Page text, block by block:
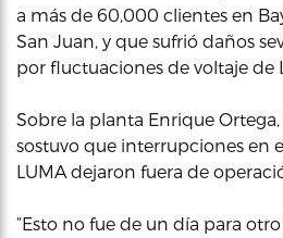
a más de 60,000 clientes en
San Juan, y que sufrió daños
por fluctuaciones de voltaje de
Sobre la planta Enrique
sostuvo que interrupciones en
LUMA dejaron fuera de
“Esto no fue de un día para